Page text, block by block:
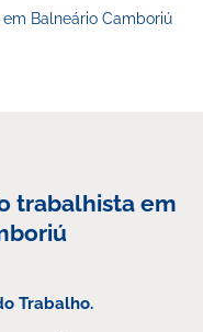
Balneário Camboriú
trabalhista em
Trabalho.